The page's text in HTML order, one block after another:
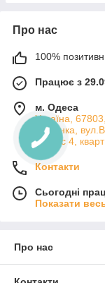
Про нас
100%
Працює з
м. Одеса
Україна,
Лиманка,
корпус 4,
Контакти
Сьогодні
Показати
Про нас